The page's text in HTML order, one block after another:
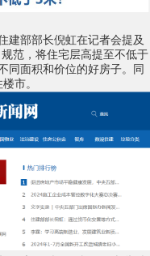
建部部长倪虹在记者会提及
范，将住宅层高提至不低于
同面积和价位的好房子。同
市。